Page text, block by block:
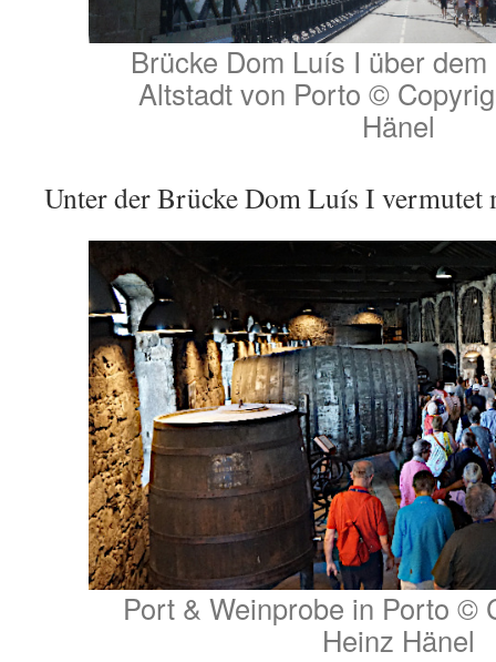
Brücke Dom Luís I über
Altstadt von Porto ©
Hänel
Unter der Brücke Dom Luís I vermutet
Port & Weinprobe in Porto ©
Heinz Hänel